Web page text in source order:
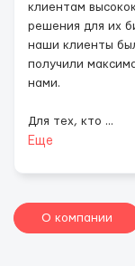
клиентам
решения для их
наши клиенты
получили
нами.
Для тех, кто ...
Еще
О компании